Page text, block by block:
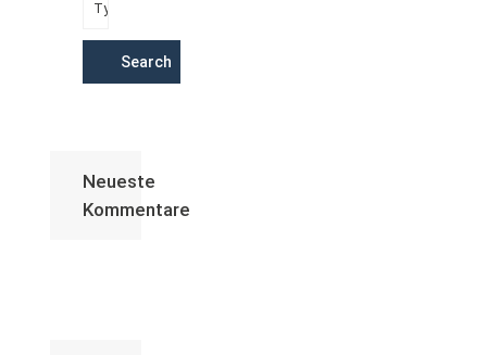
Search
Neueste
Kommentare